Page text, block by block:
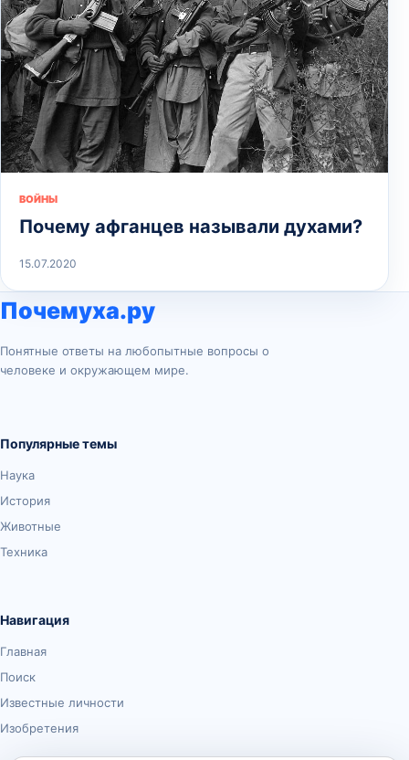
ВОЙНЫ
Почему афганцев называли духами?
15.07.2020
Почемуха.ру
Понятные ответы на любопытные вопросы о
человеке и окружающем мире.
Популярные темы
Наука
История
Животные
Техника
Навигация
Главная
Поиск
Известные личности
Изобретения